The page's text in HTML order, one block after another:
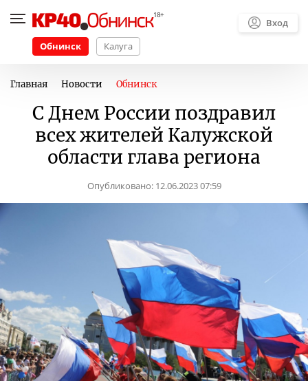
Обнинск Калуга
Вход
Главная Новости Обнинск
С Днем России поздравил
всех жителей Калужской
области глава региона
Опубликовано: 12.06.2023 07:59